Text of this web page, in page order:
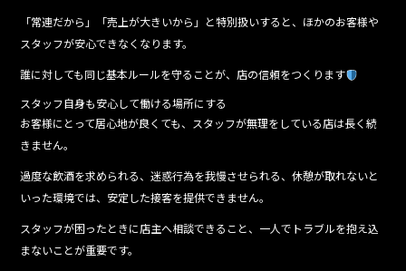
「常連だから」「売上が大きいから」と特別扱いすると、ほかのお客様や
スタッフが安心できなくなります。
誰に対しても同じ基本ルールを守ることが、店の信頼をつくります
スタッフ自身も安心して働ける場所にする
お客様にとって居心地が良くても、スタッフが無理をしている店は長く続
きません。
過度な飲酒を求められる、迷惑行為を我慢させられる、休憩が取れないと
いった環境では、安定した接客を提供できません。
スタッフが困ったときに店主へ相談できること、一人でトラブルを抱え込
まないことが重要です。